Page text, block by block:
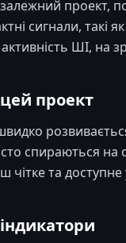
проект,
сигнали, такі
ШІ, на
проект
спираються
чітке та